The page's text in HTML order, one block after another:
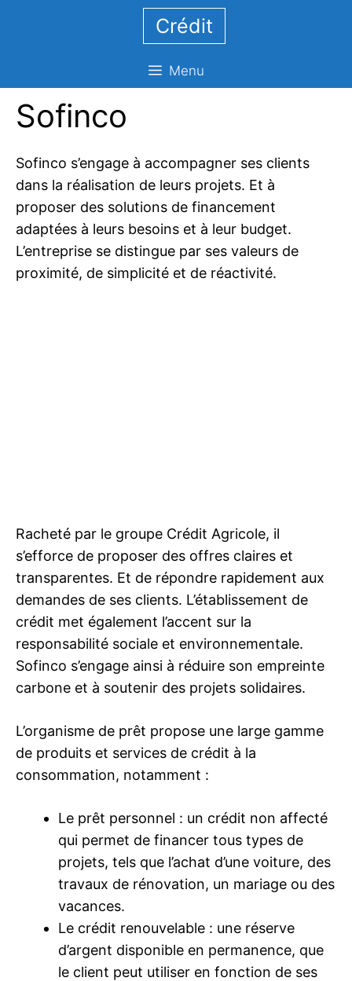
Crédit
Menu
Sofinco
Sofinco s’engage à accompagner ses clients
dans la réalisation de leurs projets. Et à
proposer des solutions de financement
adaptées à leurs besoins et à leur budget.
L’entreprise se distingue par ses valeurs de
proximité, de simplicité et de réactivité.
Racheté par le groupe Crédit Agricole, il
s’efforce de proposer des offres claires et
transparentes. Et de répondre rapidement aux
demandes de ses clients. L’établissement de
crédit met également l’accent sur la
responsabilité sociale et environnementale.
Sofinco s’engage ainsi à réduire son empreinte
carbone et à soutenir des projets solidaires.
L’organisme de prêt propose une large gamme
de produits et services de crédit à la
consommation, notamment :
Le prêt personnel : un crédit non affecté
qui permet de financer tous types de
projets, tels que l’achat d’une voiture, des
travaux de rénovation, un mariage ou des
vacances.
Le crédit renouvelable : une réserve
d’argent disponible en permanence, que
le client peut utiliser en fonction de ses